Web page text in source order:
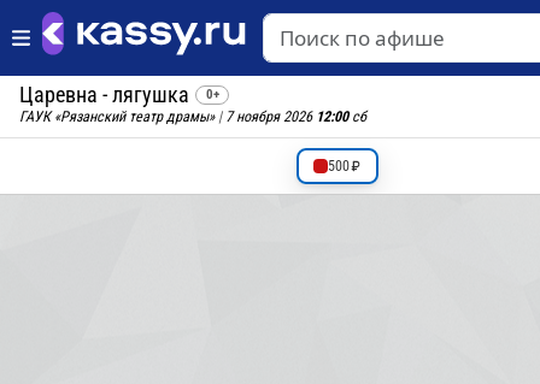
Царевна - лягушка 0+
ГАУК «Рязанский театр драмы»| 7 ноября 2026 12:00сб
500